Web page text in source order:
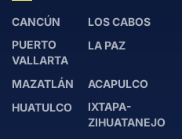
CANCÚN
LOS CABOS
PUERTO
VALLARTA
LA PAZ
MAZATLÁN
ACAPULCO
HUATULCO
IXTAPA-
ZIHUATANEJO